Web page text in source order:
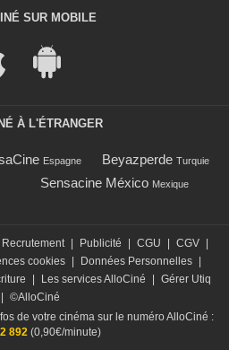
SUR MOBILE
À L'ÉTRANGER
Espagne Beyazperde Turquie
Sensacine México Mexique
Recrutement Publicité CGU CGV
cookies Données Personnelles
Les services AlloCiné
Gérer Utiq
©AlloCiné
de votre cinéma sur le numéro AlloCiné :
892(0,90€/minute)